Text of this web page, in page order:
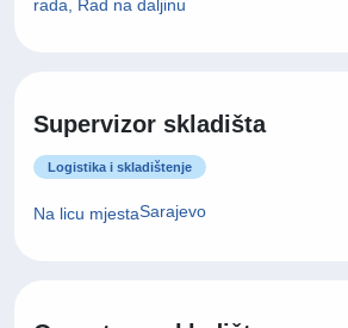
rada, Rad na daljinu
Supervizor skladišta
Logistika i skladištenje
Na licu mjestaSarajevo